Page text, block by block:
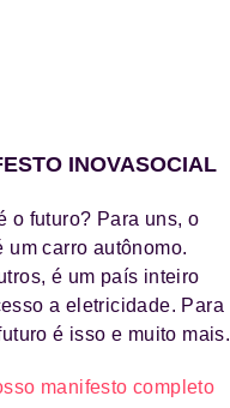
INOVASOCIAL
o futuro? Para uns, o
um carro autônomo.
é um país inteiro
a eletricidade. Para
é isso e muito mais.
manifesto completo